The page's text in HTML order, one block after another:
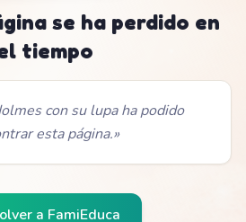
se ha perdido en
tiempo
con su lupa ha podido
esta página.»
a FamiEduca